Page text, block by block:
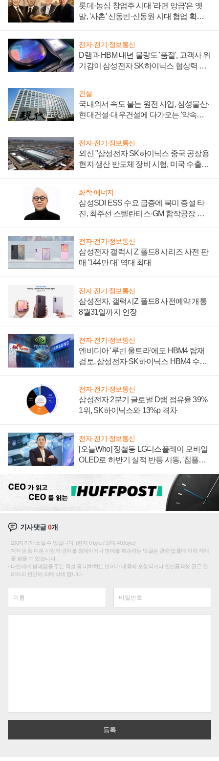
롯데·농심 창업주 시대 '라면 앙금'은 옛
말, '사촌' 신동빈·신동원 시대 협업 확대
전자·전기·정보통신
D램과 HBM 내년 물량도 '품절', 고객사 위
기감이 삼성전자 SK하이닉스 협상력 더
건설
국내외서 속도 붙는 원전 사업, 삼성물산·
현대건설·대우건설에 다가오는 '약속의
전자·전기·정보통신
외신 "삼성전자 SK하이닉스 중국 공장용
현지 생산 반도체 장비 시험, 미국 수출통
화학·에너지
삼성SDI ESS 수요 급증에 북미 증설 타
진, 최주선 스텔란티스·GM 합작공장 건
전자·전기·정보통신
삼성전자 갤럭시 Z 폴드8 시리즈 사전 판
매 '144만 대' 역대 최대
전자·전기·정보통신
삼성전자, 갤럭시Z 폴드8 사전예약 개통
8월31일까지 연장
전자·전기·정보통신
엔비디아 '루빈 울트라'에도 HBM4 탑재
검토, 삼성전자·SK하이닉스 HBM4 수율
전자·전기·정보통신
삼성전자 2분기 글로벌 D램 점유율 39%
1위, SK하이닉스와 13%p 격차
전자·전기·정보통신
[오늘Who] 정철동 LG디스플레이 모바일
OLED로 하반기 실적 반등 시동, '칩플레
기사댓글0개
200자까지 쓰실 수 있습니다. (현재 0 byte / 최대 400byte)
저작권 등 다른 사람의 권리를 침해하거나 명예를 훼손하는 댓글은 관련 법률에 의해 제재
를 받을 수 있습니다.
타인에게 불쾌감을 주는 욕설 등 비하하는 단어가 내용에 포함되거나 인신공격성 글은 관
리자의 판단에 의해 삭제 합니다.